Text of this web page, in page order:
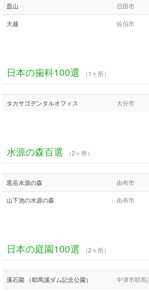
皿山 日田市
大越 佐伯市
日本の歯科100選 （1ヶ所）
タカサゴデンタルオフィス 大分市
水源の森百選 （2ヶ所）
黒岳水源の森 由布市
山下池の水源の森 由布市
日本の庭園100選 （2ヶ所）
溪石園 （耶馬溪ダム記念公園） 中津市耶馬